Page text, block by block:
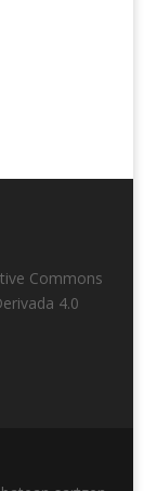
Commons
4.0